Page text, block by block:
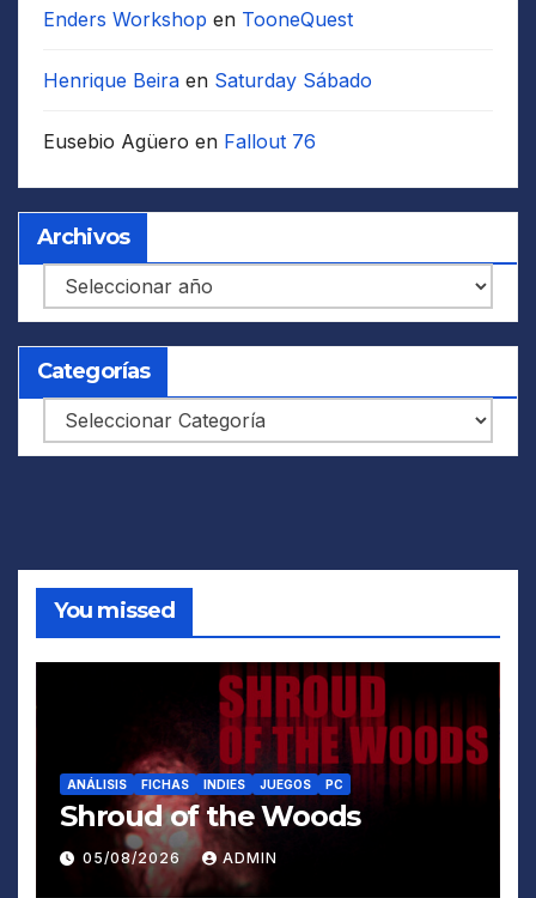
Enders Workshop en TooneQuest
Henrique Beira en Saturday Sábado
Eusebio Agüero en Fallout 76
Archivos
Archivos
Categorías
Categorías
You missed
ANÁLISIS FICHAS INDIES JUEGOS PC
Shroud of the Woods
05/08/2026 ADMIN